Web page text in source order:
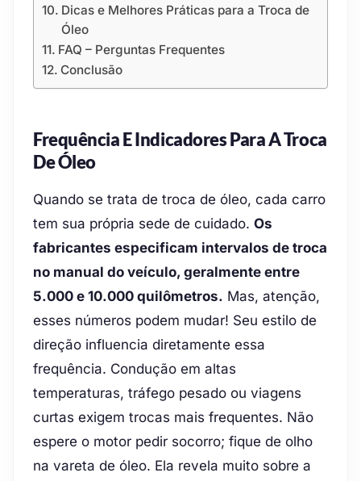
Dicas e Melhores Práticas para a Troca de
Óleo
FAQ – Perguntas Frequentes
Conclusão
Frequência E Indicadores Para A Troca
De Óleo
Quando se trata de troca de óleo, cada carro
tem sua própria sede de cuidado. Os
fabricantes especificam intervalos de troca
no manual do veículo, geralmente entre
5.000 e 10.000 quilômetros. Mas, atenção,
esses números podem mudar! Seu estilo de
direção influencia diretamente essa
frequência. Condução em altas
temperaturas, tráfego pesado ou viagens
curtas exigem trocas mais frequentes. Não
espere o motor pedir socorro; fique de olho
na vareta de óleo. Ela revela muito sobre a